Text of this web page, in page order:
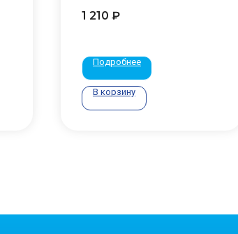
1 210 ₽
Подробнее
В корзину